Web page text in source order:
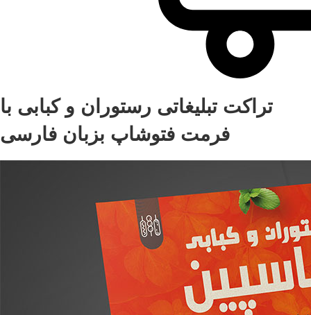
تراکت تبلیغاتی رستوران و کبابی با
فرمت فتوشاپ بزبان فارسی